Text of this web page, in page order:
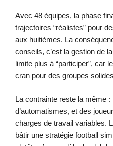
Avec 48 équipes, la phase
trajectoires “réalistes” pour
aux huitièmes. La
conseils, c’est la gestion de
limite plus à “participer”, car
cran pour des groupes
La contrainte reste la même
d’automatismes, et des
charges de travail variables.
bâtir une stratégie football